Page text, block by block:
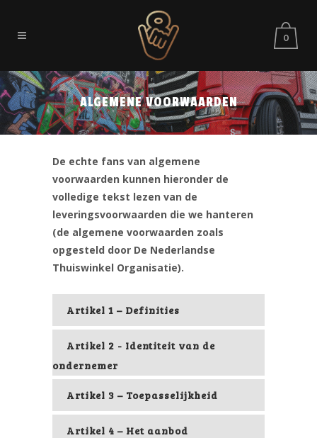
0
ALGEMENE VOORWAARDEN
De echte fans van algemene
voorwaarden kunnen hieronder de
volledige tekst lezen van de
leveringsvoorwaarden die we hanteren
(de algemene voorwaarden zoals
opgesteld door De Nederlandse
Thuiswinkel Organisatie).
Artikel 1 – Definities
Artikel 2 - Identiteit van de
ondernemer
Artikel 3 – Toepasselijkheid
Artikel 4 – Het aanbod